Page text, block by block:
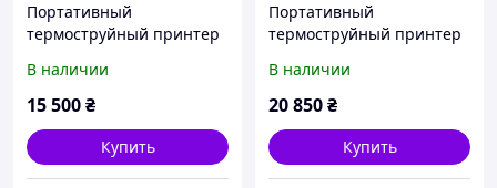
Портативный
термоструйный принтер
В наличии
15 500₴
Купить
Портативный
термоструйный принтер
В наличии
20 850₴
Купить